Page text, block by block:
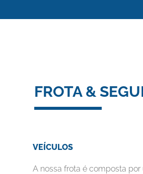
FROTA &
VEÍCULOS
A nossa frota é composta